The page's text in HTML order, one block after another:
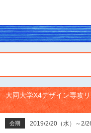
大同大学X4デザイン専攻
会期 2019/2/20（水）～2/